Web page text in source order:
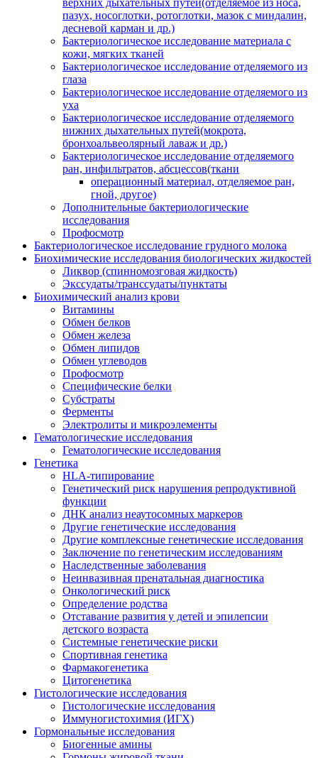
пазух, носоглотки, ротоглотки, мазок с миндалин,
десневой карман и др.)
Бактериологическое исследование материала с
кожи, мягких тканей
Бактериологическое исследование отделяемого из
глаза
Бактериологическое исследование отделяемого из
уха
Бактериологическое исследование отделяемого
нижних дыхательных путей(мокрота,
бронхоальвеолярный лаваж и др.)
Бактериологическое исследование отделяемого
ран, инфильтратов, абсцессов(ткани
операционный материал, отделяемое ран,
гной, другое)
Дополнительные бактериологические
исследования
Профосмотр
Бактериологическое исследование грудного молока
Биохимические исследования биологических жидкостей
Ликвор (спинномозговая жидкость)
Экссудаты/транссудаты/пунктаты
Биохимический анализ крови
Витамины
Обмен белков
Обмен железа
Обмен липидов
Обмен углеводов
Профосмотр
Специфические белки
Субстраты
Ферменты
Электролиты и микроэлементы
Гематологические исследования
Гематологические исследования
Генетика
HLA-типирование
Генетический риск нарушения репродуктивной
функции
ДНК анализ неаутосомных маркеров
Другие генетические исследования
Другие комплексные генетические исследования
Заключение по генетическим исследованиям
Наследственные заболевания
Неинвазивная пренатальная диагностика
Онкологический риск
Определение родства
Отставание развития у детей и эпилепсии
детского возраста
Системные генетические риски
Спортивная генетика
Фармакогенетика
Цитогенетика
Гистологические исследования
Гистологические исследования
Иммуногистохимия (ИГХ)
Гормональные исследования
Биогенные амины